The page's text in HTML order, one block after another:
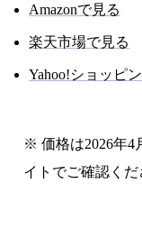
Amazonで見る
楽天市場で見る
Yahoo!ショッピ
※ 価格は2026年4
イトでご確認くだ